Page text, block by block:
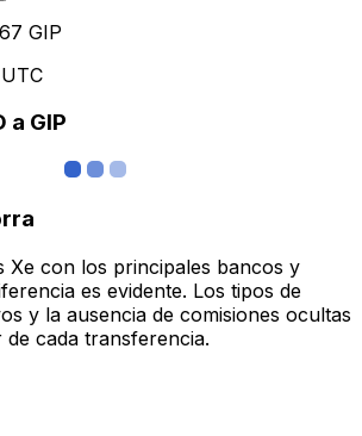
GIP
a GIP
Xe con los principales bancos y
es evidente. Los tipos de
y la ausencia de comisiones ocultas
cada transferencia.